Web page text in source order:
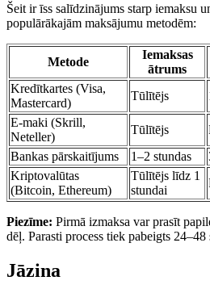
Šeit ir īss salīdzinājums starp iemaksu
populārākajām maksājumu metodēm:
Metode
Iemaksas
ātrums
Kredītkartes (Visa,
Mastercard)
Tūlītējs
E-maki (Skrill,
Neteller)
Tūlītējs
Bankas pārskaitījums
1–2 stundas
Kriptovalūtas
(Bitcoin, Ethereum)
Tūlītējs līdz 1
stundai
Piezīme: Pirmā izmaksa var prasīt
dēļ. Parasti process tiek pabeigts
Jāzina